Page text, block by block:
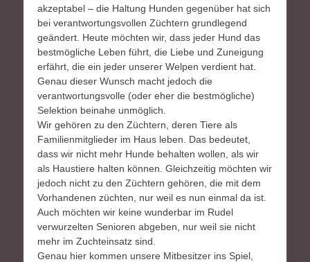
akzeptabel – die Haltung Hunden gegenüber hat sich
bei verantwortungsvollen Züchtern grundlegend
geändert. Heute möchten wir, dass jeder Hund das
bestmögliche Leben führt, die Liebe und Zuneigung
erfährt, die ein jeder unserer Welpen verdient hat.
Genau dieser Wunsch macht jedoch die
verantwortungsvolle (oder eher die bestmögliche)
Selektion beinahe unmöglich.
Wir gehören zu den Züchtern, deren Tiere als
Familienmitglieder im Haus leben. Das bedeutet,
dass wir nicht mehr Hunde behalten wollen, als wir
als Haustiere halten können. Gleichzeitig möchten wir
jedoch nicht zu den Züchtern gehören, die mit dem
Vorhandenen züchten, nur weil es nun einmal da ist.
Auch möchten wir keine wunderbar im Rudel
verwurzelten Senioren abgeben, nur weil sie nicht
mehr im Zuchteinsatz sind.
Genau hier kommen unsere Mitbesitzer ins Spiel,